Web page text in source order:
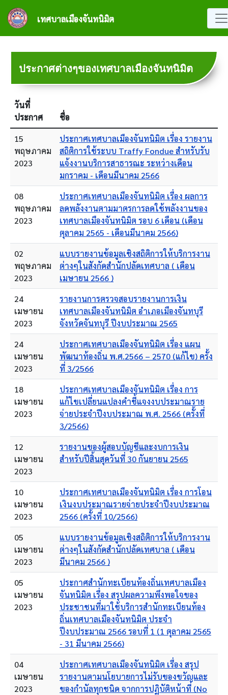
ข้ามไปยังเนื้อหาหลัก
เทศบาลเมืองจันทนิมิต
ประกาศต่างๆของเทศบาลเมืองจันทนิมิต
วันที่
ประกาศ
ชื่อ
15
พฤษภาคม
2023
ประกาศเทศบาลเมืองจันทนิมิต เรื่อง รายงาน
สถิติการใช้ระบบ Traffy Fondue สำหรับรับ
แจ้งงานบริการสาธารณะ ระหว่างเดือน
มกราคม - เดือนมีนาคม 2566
08
พฤษภาคม
2023
ประกาศเทศบาลเมืองจันทนิมิต เรื่อง ผลการ
ลดพลังงานตามมาตรการลดใช้พลังงานของ
เทศบาลเมืองจันทนิมิต รอบ 6 เดือน (เดือน
ตุลาคม 2565 - เดือนมีนาคม 2566)
02
พฤษภาคม
2023
แบบรายงานข้อมูลเชิงสถิติการให้บริการงาน
ต่างๆในสังกัดสำนักปลัดเทศบาล ( เดือน
เมษายน 2566 )
24
เมษายน
2023
รายงานการตรวจสอบรายงานการเงิน
เทศบาลเมืองจันทนิมิต อำเภอเมืองจันทบุรี
จังหวัดจันทบุรี ปีงบประมาณ 2565
24
เมษายน
2023
ประกาศเทศบาลเมืองจันทนิมิต เรื่อง แผน
พัฒนาท้องถิ่น พ.ศ.2566 – 2570 (แก้ไข) ครั้ง
ที่ 3/2566
18
เมษายน
2023
ประกาศเทศบาลเมืองจันทนิมิต เรื่อง การ
แก้ไขเปลี่ยนแปลงคำชี้แจงงบประมาณราย
จ่ายประจำปีงบประมาณ พ.ศ. 2566 (ครั้งที่
3/2566)
12
เมษายน
2023
รายงานของผู้สอบบัญชีและงบการเงิน
สำหรับปีสิ้นสุดวันที่ 30 กันยายน 2565
10
เมษายน
2023
ประกาศเทศบาลเมืองจันทนิมิต เรื่อง การโอน
เงินงบประมาณรายจ่ายประจำปีงบประมาณ
2566 (ครั้งที่ 10/2566)
05
เมษายน
2023
แบบรายงานข้อมูลเชิงสถิติการให้บริการงาน
ต่างๆในสังกัดสำนักปลัดเทศบาล ( เดือน
มีนาคม 2566 )
05
เมษายน
2023
ประกาศสำนักทะเบียนท้องถิ่นเทศบาลเมือง
จันทนิมิต เรื่อง สรุปผลความพึงพอใจของ
ประชาชนที่มาใช้บริการสำนักทะเบียนท้อง
ถิ่นเทศบาลเมืองจันทนิมิต ประจำ
ปีงบประมาณ 2566 รอบที่ 1 (1 ตุลาคม 2565
- 31 มีนาคม 2566)
04
เมษายน
2023
ประกาศเทศบาลเมืองจันทนิมิต เรื่อง สรุป
รายงานตามนโยบายการไม่รับของขวัญและ
ของกำนัลทุกชนิด จากการปฏิบัติหน้าที่ (No